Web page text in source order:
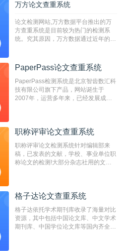
万方论文查重系统
论文检测网站,万方数据平台推出的万
方查重系统是目前较为热门的检测系
统。究其原因，万方数据通过近年的发
检测系统，其真实性和权威性无可厚
非。其次，相对于知网而言，万方检测
费用少，上手容易，是学生初次论文查
重的推荐系统。
PaperPass论文查重系统
PaperPass检测系统是北京智齿数汇科
技有限公司旗下产品，网站诞生于
2007年，运营多年来，已经发展成为
检测速度快、精度高，市场反映良好。
职称评审论文查重系统
职称评审论文检测系统针对编辑部来
稿，已发表的文献，学校、事业单位职
称论文的检测!大部分杂志社用的文献
编辑部检测来稿和已发表的文献,检测
测时注意填写第一作者,才能排除已发
表文献复制比。（限制字符数1万）
格子达论文查重系统
格子达依托学术期刊库收录了海量对比
资源，其中包括中国论文库、中文学术
期刊库、中国学位论文库等国内齐全的